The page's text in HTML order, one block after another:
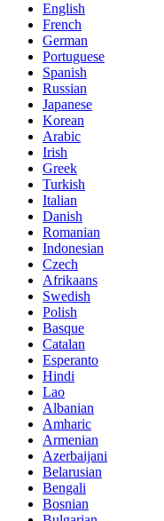
English
French
German
Portuguese
Spanish
Russian
Japanese
Korean
Arabic
Irish
Greek
Turkish
Italian
Danish
Romanian
Indonesian
Czech
Afrikaans
Swedish
Polish
Basque
Catalan
Esperanto
Hindi
Lao
Albanian
Amharic
Armenian
Azerbaijani
Belarusian
Bengali
Bosnian